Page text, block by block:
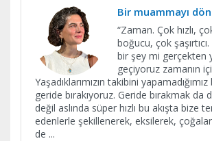
Bir muammayı
“Zaman. Çok hızlı,
boğucu, çok
bir şey mi gerçekten
geçiyoruz zamanın
Yaşadıklarımızın takibini yapamadığımız
geride bırakıyoruz. Geride bırakmak da
değil aslında süper hızlı bu akışta bize
edenlerle şekillenerek, eksilerek,
de ...